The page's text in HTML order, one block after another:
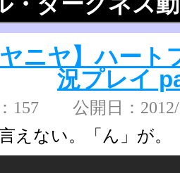
ヤニヤ】ハー
況プレイ
157 公開日：
えない。「ん」が。